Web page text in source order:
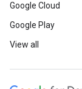
Google Cloud
Google Play
View all